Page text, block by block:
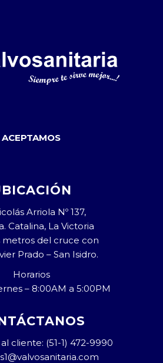
ACEPTAMOS
Arriola Nº 137,
Catalina, La Victoria
metros del cruce con
Prado – San Isidro.
Horarios
– 8:00AM a 5:00PM
cliente: (51-1) 472-9990